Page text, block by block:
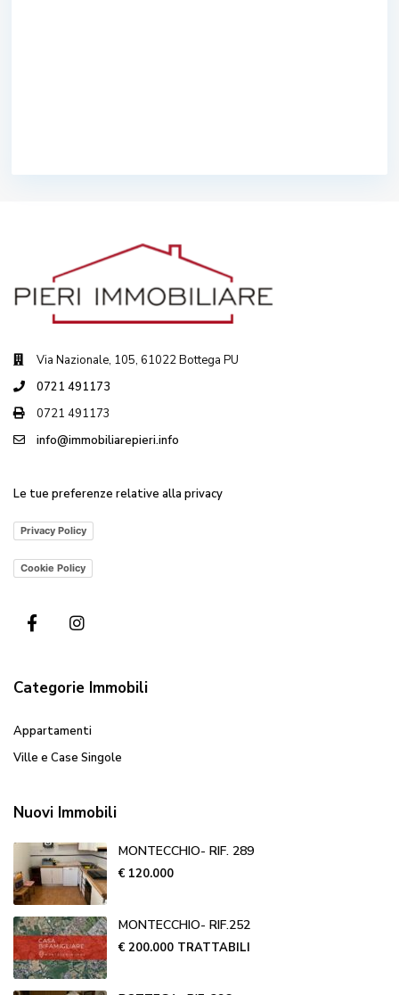
Via Nazionale, 105, 61022 Bottega PU
0721 491173
0721 491173
info@immobiliarepieri.info
Le tue preferenze relative alla privacy
Privacy Policy
Cookie Policy
Categorie Immobili
Appartamenti
Ville e Case Singole
Nuovi Immobili
MONTECCHIO- RIF. 289
€ 120.000
MONTECCHIO- RIF.252
€ 200.000 TRATTABILI